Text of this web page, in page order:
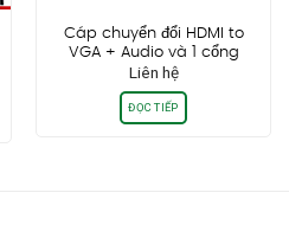
Cáp chuyển đổi HDMI to
VGA + Audio và 1 cổng
quang SPDIF chính hãng
Ugreen UG40282 cao cấp
Liên hệ
ĐỌC TIẾP